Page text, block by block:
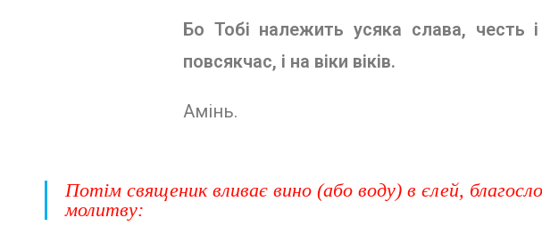
Бо Тобі належить усяка слава, честь
повсякчас, і на віки віків.
Амінь.
Потім священик вливає вино (або воду) в єлей,
молитву: